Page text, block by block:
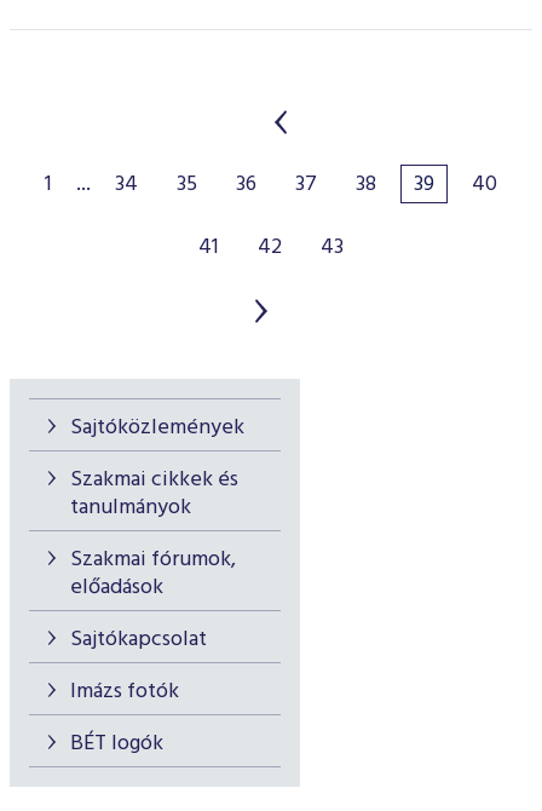
Sajtóközlemények
Szakmai cikkek és
tanulmányok
Szakmai fórumok,
előadások
Sajtókapcsolat
Imázs fotók
BÉT logók
1 ... 34 35 36 37 38 39
40
41
42 43